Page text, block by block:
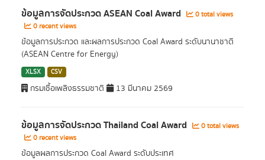
ข้อมูลการจัดประกวด ASEAN Coal Award
0 total views
0 recent views
ข้อมูลการประกวด และผลการประกวด Coal Award ระดับนานาชาติ
(ASEAN Centre for Energy)
XLSX CSV
กรมเชื้อเพลิงธรรมชาติ 13 มีนาคม 2569
ข้อมูลการจัดประกวด Thailand Coal Award
0 total views
0 recent views
ข้อมูลผลการประกวด Coal Award ระดับประเทศ